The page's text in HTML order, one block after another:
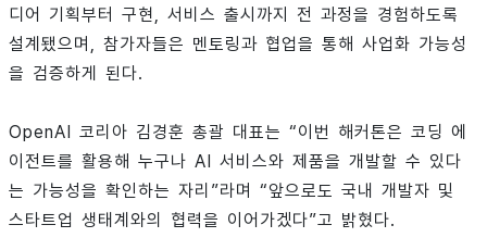
디어 기획부터 구현, 서비스 출시까지 전 과정을 경험하도록
설계됐으며, 참가자들은 멘토링과 협업을 통해 사업화 가능성
을 검증하게 된다.
OpenAI 코리아 김경훈 총괄 대표는 “이번 해커톤은 코딩 에
이전트를 활용해 누구나 AI 서비스와 제품을 개발할 수 있다
는 가능성을 확인하는 자리”라며 “앞으로도 국내 개발자 및
스타트업 생태계와의 협력을 이어가겠다”고 밝혔다.